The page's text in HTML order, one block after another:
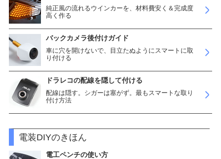
純正風の流れるウインカーを、材料費安く＆完成度
高く作る
バックカメラ後付けガイド
車に穴を開けないで、目立たぬようにスマートに取
り付ける
ドラレコの配線を隠して付ける
配線は隠す。シガーは塞がず。最もスマートな取り
付け方法
電装DIYのきほん
電工ペンチの使い方